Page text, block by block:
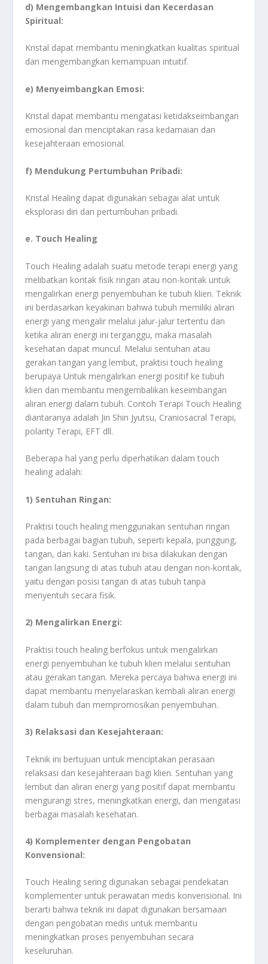
d) Mengembangkan Intuisi dan Kecerdasan
Spiritual:
Kristal dapat membantu meningkatkan kualitas spiritual
dan mengembangkan kemampuan intuitif.
e) Menyeimbangkan Emosi:
Kristal dapat membantu mengatasi ketidakseimbangan
emosional dan menciptakan rasa kedamaian dan
kesejahteraan emosional.
f) Mendukung Pertumbuhan Pribadi:
Kristal Healing dapat digunakan sebagai alat untuk
eksplorasi diri dan pertumbuhan pribadi.
e. Touch Healing
Touch Healing adalah suatu metode terapi energi yang
melibatkan kontak fisik ringan atau non-kontak untuk
mengalirkan energi penyembuhan ke tubuh klien. Teknik
ini berdasarkan keyakinan bahwa tubuh memiliki aliran
energi yang mengalir melalui jalur-jalur tertentu dan
ketika aliran energi ini terganggu, maka masalah
kesehatan dapat muncul. Melalui sentuhan atau
gerakan tangan yang lembut, praktisi touch healing
berupaya Untuk mengalirkan energi positif ke tubuh
klien dan membantu mengembalikan keseimbangan
aliran energi dalam tubuh. Contoh Terapi Touch Healing
diantaranya adalah Jin Shin Jyutsu, Craniosacral Terapi,
polarity Terapi, EFT dll.
Beberapa hal yang perlu diperhatikan dalam touch
healing adalah:
1) Sentuhan Ringan:
Praktisi touch healing menggunakan sentuhan ringan
pada berbagai bagian tubuh, seperti kepala, punggung,
tangan, dan kaki. Sentuhan ini bisa dilakukan dengan
tangan langsung di atas tubuh atau dengan non-kontak,
yaitu dengan posisi tangan di atas tubuh tanpa
menyentuh secara fisik.
2) Mengalirkan Energi:
Praktisi touch healing berfokus untuk mengalirkan
energi penyembuhan ke tubuh klien melalui sentuhan
atau gerakan tangan. Mereka percaya bahwa energi ini
dapat membantu menyelaraskan kembali aliran energi
dalam tubuh dan mempromosikan penyembuhan.
3) Relaksasi dan Kesejahteraan:
Teknik ini bertujuan untuk menciptakan perasaan
relaksasi dan kesejahteraan bagi klien. Sentuhan yang
lembut dan aliran energi yang positif dapat membantu
mengurangi stres, meningkatkan energi, dan mengatasi
berbagai masalah kesehatan.
4) Komplementer dengan Pengobatan
Konvensional:
Touch Healing sering digunakan sebagai pendekatan
komplementer untuk perawatan medis konvensional. Ini
berarti bahwa teknik ini dapat digunakan bersamaan
dengan pengobatan medis untuk membantu
meningkatkan proses penyembuhan secara
keseluruhan.